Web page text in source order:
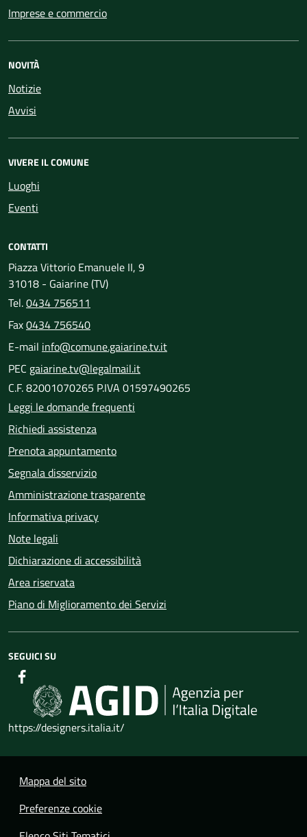
Imprese e commercio
NOVITÀ
Notizie
Avvisi
VIVERE IL COMUNE
Luoghi
Eventi
CONTATTI
Piazza Vittorio Emanuele II, 9
31018 - Gaiarine (TV)
Tel.0434 756511
Fax0434 756540
E-mail info@comune.gaiarine.tv.it
PEC gaiarine.tv@legalmail.it
C.F. 82001070265 P.IVA 01597490265
Leggi le domande frequenti
Richiedi assistenza
Prenota appuntamento
Segnala disservizio
Amministrazione trasparente
Informativa privacy
Note legali
Dichiarazione di accessibilità
Area riservata
Piano di Miglioramento dei Servizi
SEGUICI SU
https://designers.italia.it/
Mappa del sito
Preferenze cookie